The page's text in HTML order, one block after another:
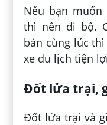
Nếu bạn
thì nên đi bộ.
bản cùng lúc
xe du lịch tiện
Đốt lửa trại,
Đốt lửa trại và